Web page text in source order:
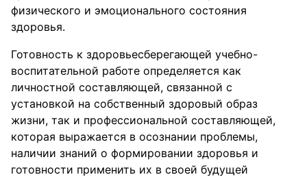
физического и эмоционального состояния
здоровья.
Готовность к здоровьесберегающей учебно-
воспитательной работе определяется как
личностной составляющей, связанной с
установкой на собственный здоровый образ
жизни, так и профессиональной составляющей,
которая выражается в осознании проблемы,
наличии знаний о формировании здоровья и
готовности применить их в своей будущей